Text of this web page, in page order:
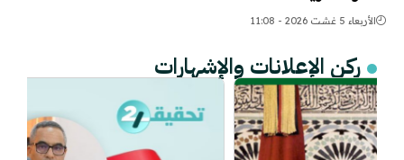
الأربعاء 5 غشت 2026 - 11:08
ركن الإعلانات والإشهارات